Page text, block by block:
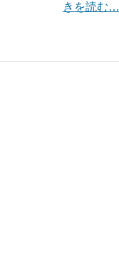
きを読む…